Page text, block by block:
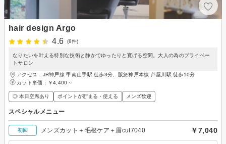
hair design Argo
4.6
(8件)
なりたいを叶える特別な技術と静かでゆったりと寛げる空間。大人の為のプライベー
トサロン
アクセス：JR神戸線 甲南山手駅 徒歩3分、阪急神戸本線 芦屋川駅 徒歩10分
カット単価： ￥4,400～
◎ 本日空席あり ポイントが貯まる・使える メンズ歓迎
スペシャルメニュー
初回 メンズカット＋毛根ケア＋眉cut7040 ￥7,040